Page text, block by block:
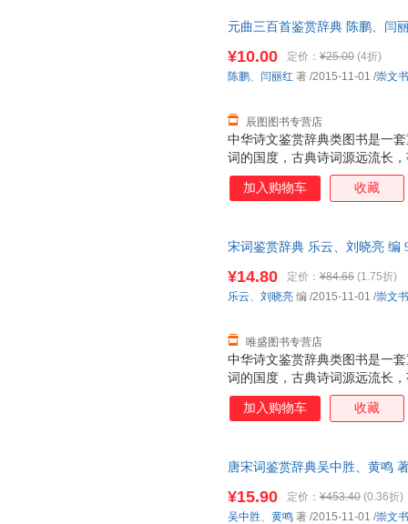
元曲三百首鉴赏辞典 陈鹏、闫
中华诗文鉴赏辞典类图书是一
词的国度，古典诗词源远流长
《诗经》算起的三千多年诗史
艳，散发出永恒的艺术魅力。
头稍小，选目更精，辞赏文字
中学生及层次稍低的一般读者。
¥10.00 定价： ¥25.00 (4折)
辰图图书专营店
陈鹏、 闫丽红 著 /2015-11-01 /崇文
加入购物车 收藏
宋词鉴赏辞典 乐云、刘晓亮 编
中华诗文鉴赏辞典类图书是一
词的国度，古典诗词源远流长
《诗经》算起的三千多年诗史
艳，散发出永恒的艺术魅力。
小，选目更精，辞赏文字更注
生及层次稍低的一般读者。
¥14.80 定价： ¥84.66 (1.75折)
唯盛图书专营店
乐云、 刘晓亮 编 /2015-11-01 /崇文
加入购物车 收藏
唐宋词鉴赏辞典吴中胜、黄鸣
¥15.90 定价： ¥453.40 (0.36折)
吴中胜、 黄鸣 著 /2015-11-01 /崇文